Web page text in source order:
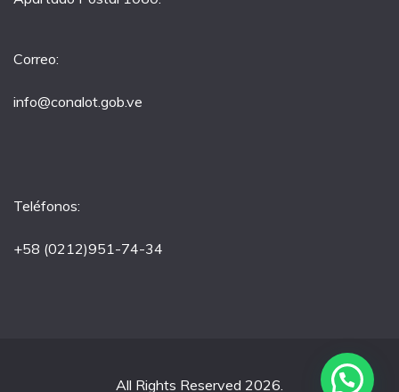
Correo:
info@conalot.gob.ve
Teléfonos:
+58 (0212)951-74-34
All Rights Reserved 2026.